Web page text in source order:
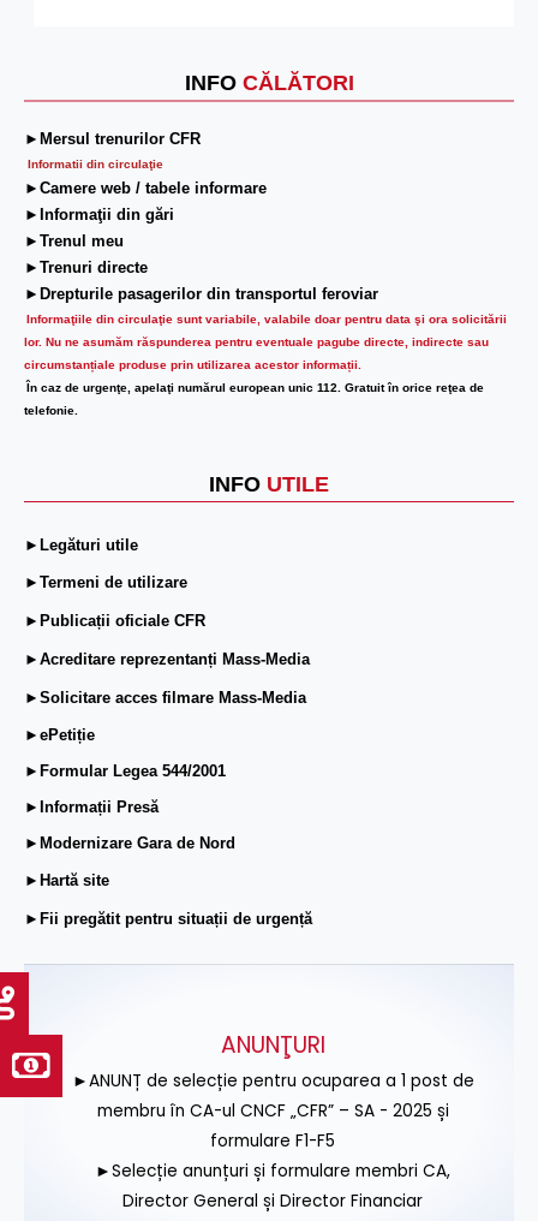
INFO CĂLĂTORI
►Mersul trenurilor CFR
Informatii din circulaţie
►Camere web / tabele informare
►Informaţii din gări
►Trenul meu
►Trenuri directe
►Drepturile pasagerilor din transportul feroviar
Informaţiile din circulaţie sunt variabile, valabile doar pentru data şi ora solicitării
lor. Nu ne asumăm răspunderea pentru eventuale pagube directe, indirecte sau
circumstanțiale produse prin utilizarea acestor informații.
În caz de urgenţe, apelaţi numărul european unic 112. Gratuit în orice reţea de
telefonie.
INFO UTILE
►Legături utile
►Termeni de utilizare
►Publicații oficiale CFR
►Acreditare reprezentanți Mass-Media
►Solicitare acces filmare Mass-Media
►ePetiție
►Formular Legea 544/2001
►Informații Presă
►Modernizare Gara de Nord
►Hartă site
►Fii pregătit pentru situații de urgență
ANUNŢURI
►ANUNȚ de selecție pentru ocuparea a 1 post de
membru în CA-ul CNCF „CFR” – SA - 2025 și
formulare F1-F5
►Selecție anunțuri și formulare membri CA,
Director General și Director Financiar